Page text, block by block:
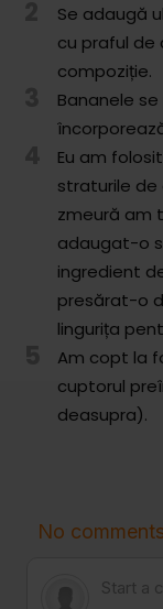
Supe și Ciorbe
Rețete Video
iCooking
Librărie
Adaugă o
Cum adăugăm
Regulament de
CONCURS
Se adaugă
cu praful de
compoziție.
Bananele
Eu am
straturile de
zmeură am
adaugat-o
ingredient
presărat-o
lingurița
Am copt la
cuptorul
deasupra).